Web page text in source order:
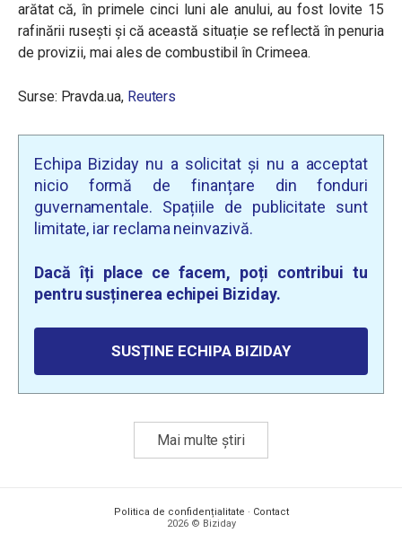
arătat că, în primele cinci luni ale anului, au fost lovite 15
rafinării rusești și că această situație se reflectă în penuria
de provizii, mai ales de combustibil în Crimeea.
Surse: Pravda.ua, Reuters
Echipa Biziday nu a solicitat și nu a acceptat
nicio formă de finanțare din fonduri
guvernamentale. Spațiile de publicitate sunt
limitate, iar reclama neinvazivă.
Dacă îți place ce facem, poți contribui tu
pentru susținerea echipei Biziday.
SUSȚINE ECHIPA BIZIDAY
Mai multe știri
Politica de confidențialitate · Contact
2026 © Biziday